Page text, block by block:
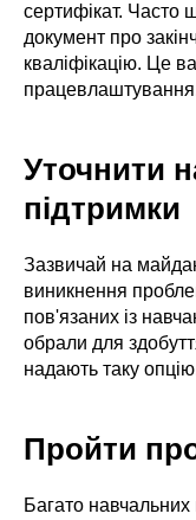
сертифікат. Часто
документ про
кваліфікацію. Це
Уточнити
підтримки
Зазвичай на
виникнення
пов'язаних із
обрали для
надають таку
Пройти
Багато